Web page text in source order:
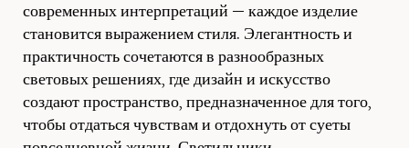
современных интерпретаций — каждое изделие
становится выражением стиля. Элегантность и
практичность сочетаются в разнообразных
световых решениях, где дизайн и искусство
создают пространство, предназначенное для того,
чтобы отдаться чувствам и отдохнуть от суеты